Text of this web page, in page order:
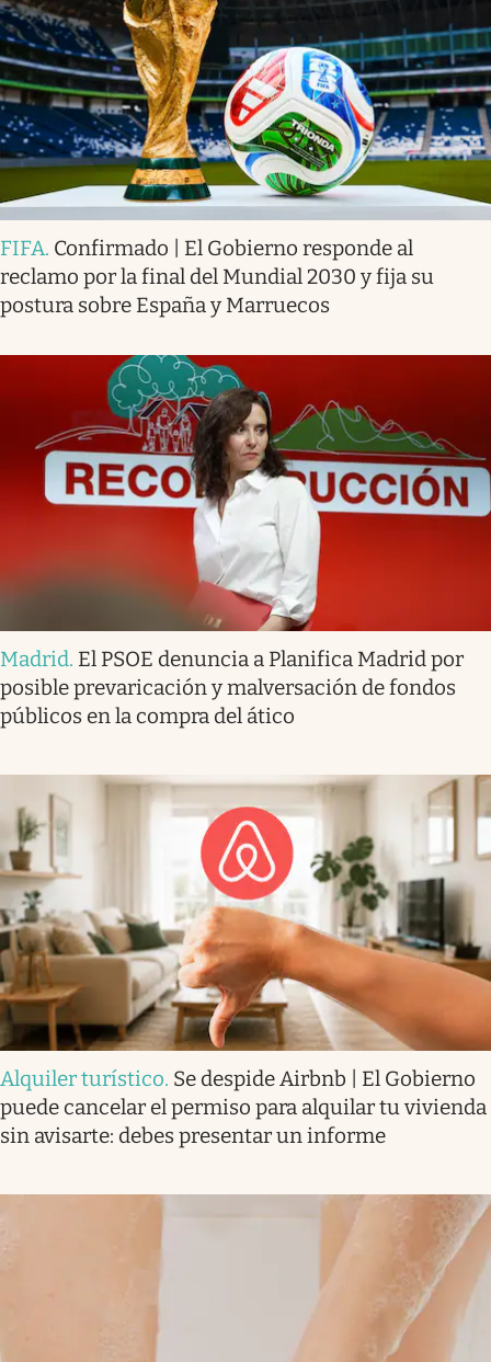
FIFA. Confirmado | El Gobierno responde al
reclamo por la final del Mundial 2030 y fija su
postura sobre España y Marruecos
Madrid. El PSOE denuncia a Planifica Madrid por
posible prevaricación y malversación de fondos
públicos en la compra del ático
Alquiler turístico. Se despide Airbnb | El Gobierno
puede cancelar el permiso para alquilar tu vivienda
sin avisarte: debes presentar un informe